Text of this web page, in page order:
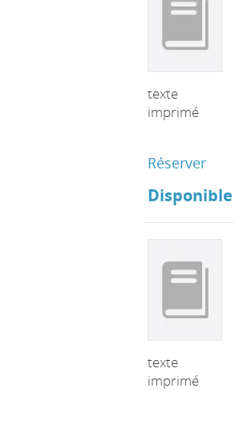
texte
imprimé
Réserver
Disponible
texte
imprimé